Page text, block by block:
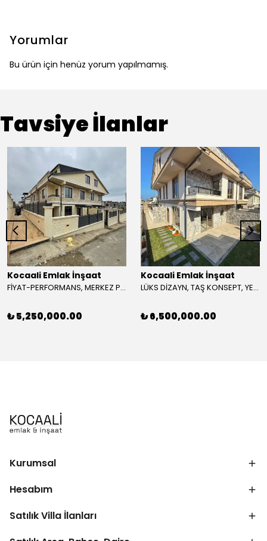
Yorumlar
Bu ürün için henüz yorum yapılmamış.
Tavsiye İlanlar
Kocaali Emlak İnşaat
FİYAT-PERFORMANS, MERKEZ PLAJ, ORTA CEPHE, VERANDALI 4+1 TRİPLEKS VİLLA! KOCAALİ YALI MH
₺ 5,250,000.00
Kocaali Emlak İnşaat
LÜKS DİZAYN, TAŞ KONSEPT, YERDEN ISITMA, BARBEKÜLÜ 4+1 TRİPLEKS VİLLA! KOCAALİ ALANDERE MH
₺ 6,500,000.00
Kurumsal
Hesabım
Satılık Villa İlanları